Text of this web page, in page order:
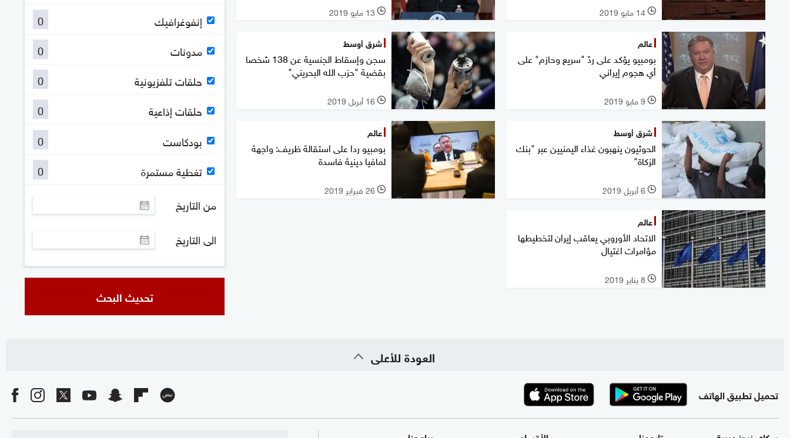
l 14 مايو 2019 l 13 مايو 2019
عالم
بومبيو يؤكد على ردّ "سريع وحازم" على
أي هجوم إيراني
l 9 مايو 2019
شرق أوسط
سجن وإسقاط الجنسية عن 138 شخصا
بقضية "حزب الله البحريني"
l 16 أبريل 2019
شرق أوسط
الحوثيون ينهبون غذاء اليمنيين عبر "بنك
الزكاة"
l 6 أبريل 2019
عالم
بومبيو ردا على استقالة ظريف: واجهة
لمافيا دينية فاسدة
l 26 فبراير 2019
عالم
الاتحاد الأوروبي يعاقب إيران لتخطيطها
مؤامرات اغتيال
l 8 يناير 2019
إنفوغرافيك
0
مدونات
0
حلقات تلفزيونية
0
حلقات إذاعية
0
بودكاست
0
تغطية مستمرة
0
من التاريخ
الى التاريخ
تحديث البحث
العودة للأعلى
تحميل تطبيق الهاتف